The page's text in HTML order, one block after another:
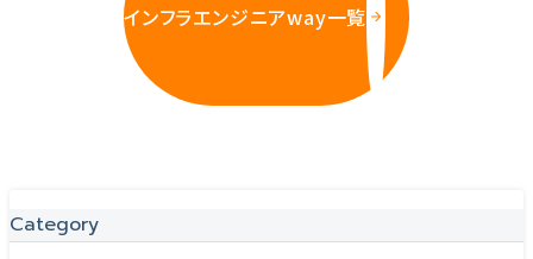
インフラエンジニアway一覧
Category